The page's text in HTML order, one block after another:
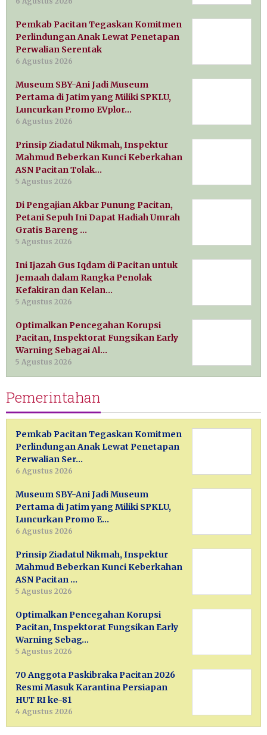
Pemkab Pacitan Tegaskan Komitmen
Perlindungan Anak Lewat Penetapan
Perwalian Serentak
6 Agustus 2026
Museum SBY-Ani Jadi Museum
Pertama di Jatim yang Miliki SPKLU,
Luncurkan Promo EVplor…
6 Agustus 2026
Prinsip Ziadatul Nikmah, Inspektur
Mahmud Beberkan Kunci Keberkahan
ASN Pacitan Tolak…
5 Agustus 2026
Di Pengajian Akbar Punung Pacitan,
Petani Sepuh Ini Dapat Hadiah Umrah
Gratis Bareng …
5 Agustus 2026
Ini Ijazah Gus Iqdam di Pacitan untuk
Jemaah dalam Rangka Penolak
Kefakiran dan Kelan…
5 Agustus 2026
Optimalkan Pencegahan Korupsi
Pacitan, Inspektorat Fungsikan Early
Warning Sebagai Al…
5 Agustus 2026
Pemerintahan
Pemkab Pacitan Tegaskan Komitmen
Perlindungan Anak Lewat Penetapan
Perwalian Ser…
6 Agustus 2026
Museum SBY-Ani Jadi Museum
Pertama di Jatim yang Miliki SPKLU,
Luncurkan Promo E…
6 Agustus 2026
Prinsip Ziadatul Nikmah, Inspektur
Mahmud Beberkan Kunci Keberkahan
ASN Pacitan …
5 Agustus 2026
Optimalkan Pencegahan Korupsi
Pacitan, Inspektorat Fungsikan Early
Warning Sebag…
5 Agustus 2026
70 Anggota Paskibraka Pacitan 2026
Resmi Masuk Karantina Persiapan
HUT RI ke-81
4 Agustus 2026